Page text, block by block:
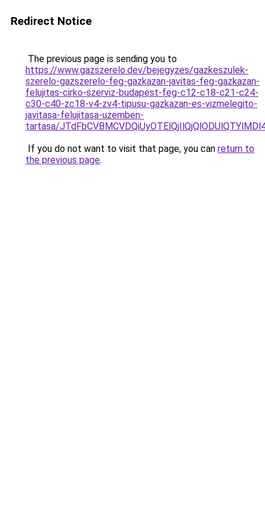
Redirect Notice
The previous page is sending you to
https://www.gazszerelo.dev/bejegyzes/gazkeszulek-
szerelo-gazszerelo-feg-gazkazan-javitas-feg-gazkazan-
felujitas-cirko-szerviz-budapest-feg-c12-c18-c21-c24-
c30-c40-zc18-v4-zv4-tipusu-gazkazan-es-vizmelegito-
javitasa-felujitasa-uzemben-
tartasa/
If you do not want to visit that page, you can return to
the previous page.